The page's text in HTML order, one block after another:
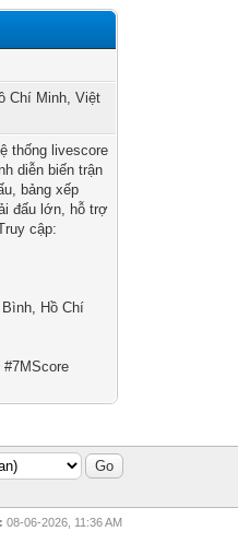
Chí Minh, Việt
thống livescore
diễn biến trận
bảng xếp
đấu lớn, hỗ trợ
cập:
Hồ Chí
#7MScore
08-06-2026, 11:36 AM